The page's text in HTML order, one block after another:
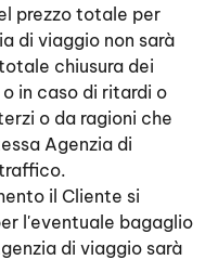
prezzo totale per
di viaggio non sarà
chiusura dei
in caso di ritardi o
o da ragioni che
Agenzia di
il Cliente si
l'eventuale bagaglio
di viaggio sarà